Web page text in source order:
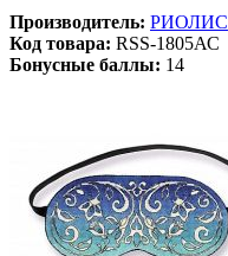
Производитель: РИОЛИС
Код товара: RSS-1805АС
Бонусные баллы: 14